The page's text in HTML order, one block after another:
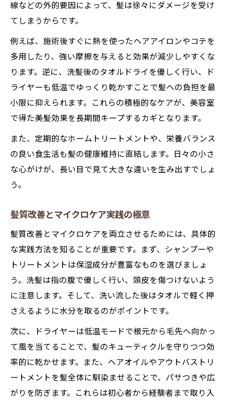
線などの外的要因によって、髪は徐々にダメージを受け
てしまうからです。
例えば、施術後すぐに熱を使ったヘアアイロンやコテを
多用したり、強い摩擦を与えると効果が減少しやすくな
ります。逆に、洗髪後のタオルドライを優しく行い、ド
ライヤーも低温でゆっくり乾かすことで髪への負担を最
小限に抑えられます。これらの積極的なケアが、美容室
で得た美髪効果を長期間キープするカギとなります。
また、定期的なホームトリートメントや、栄養バランス
の良い食生活も髪の健康維持に直結します。日々の小さ
な心がけが、長い目で見て大きな違いを生み出すでしょ
う。
髪質改善とマイクロケア実践の極意
髪質改善とマイクロケアを両立させるためには、具体的
な実践方法を知ることが重要です。まず、シャンプーや
トリートメントは保湿成分が豊富なものを選びましょ
う。洗髪は指の腹で優しく行い、頭皮を傷つけないよう
に注意します。そして、洗い流した後はタオルで軽く押
さえるように水分を取るのがポイントです。
次に、ドライヤーは低温モードで根元から毛先へ向かっ
て風を当てることで、髪のキューティクルを守りつつ効
率的に乾かせます。また、ヘアオイルやアウトバストリ
ートメントを髪全体に馴染ませることで、パサつきや広
がりを防ぎます。これらは初心者から経験者まで取り入